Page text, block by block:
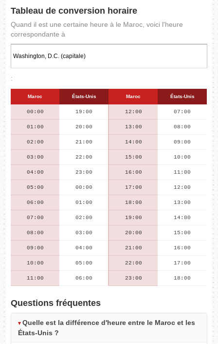
Tableau de conversion horaire
Quand il est une certaine heure à le Maroc, voici l'heure
correspondante à
:
Maroc États-Unis Maroc États-Unis
00:00 19:00 12:00 07:00
01:00 20:00 13:00 08:00
02:00 21:00 14:00 09:00
03:00 22:00 15:00 10:00
04:00 23:00 16:00 11:00
05:00 00:00 17:00 12:00
06:00 01:00 18:00 13:00
07:00 02:00 19:00 14:00
08:00 03:00 20:00 15:00
09:00 04:00 21:00 16:00
10:00 05:00 22:00 17:00
11:00 06:00 23:00 18:00
Questions fréquentes
Quelle est la différence d'heure entre le Maroc et les
États-Unis ?